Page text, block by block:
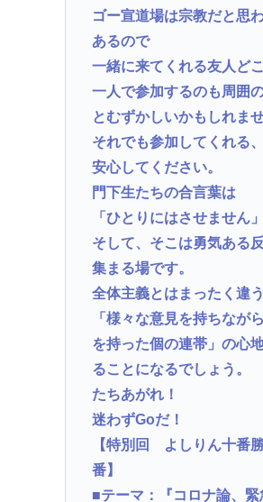
ゴー宣道場は宗教だと思
あるので
一緒に来てくれる友人ど
一人で参加するのも周囲
とむずかしいかもしれませ
それでも参加してくれる、
安心してください。
門下生たちの合言葉は
「ひとりにはさせません」
そして、そこは勇気ある
集まる場です。
全体主義とはまったく違う
「様々な意見を持ちなが
を持った個の連帯」の心
ることになるでしょう。
たちあがれ！
迷わずGoだ！
【特別回 よしりん十番
番】
■テーマ：『コロナ論、緊